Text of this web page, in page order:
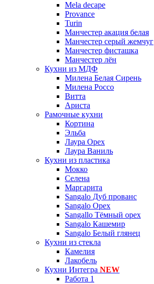
Mela decape
Provance
Turin
Манчестер акация белая
Манчестер серый жемчуг
Манчестер фисташка
Манчестер лён
Кухни из МДФ
Милена Белая Сирень
Милена Россо
Витта
Ариста
Рамочные кухни
Кортина
Эльба
Лаура Орех
Лаура Ваниль
Кухни из пластика
Мокко
Селена
Маргарита
Sangalo Дуб прованс
Sangalo Орех
Sangallo Тёмный орех
Sangalo Кашемир
Sangalo Белый глянец
Кухни из стекла
Камелия
Лакобель
Кухни Интегра NEW
Работа 1